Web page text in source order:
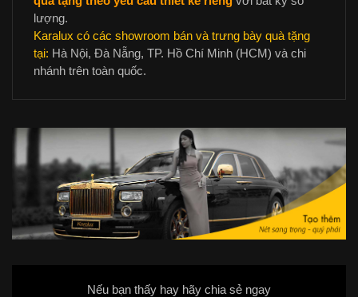
lượng.
Karalux có các showroom bán và trưng bày quà tặng
tại: Hà Nội, Đà Nẵng, TP. Hồ Chí Minh (HCM) và chi
nhánh trên toàn quốc.
Nếu bạn thấy hay hãy chia sẻ ngay